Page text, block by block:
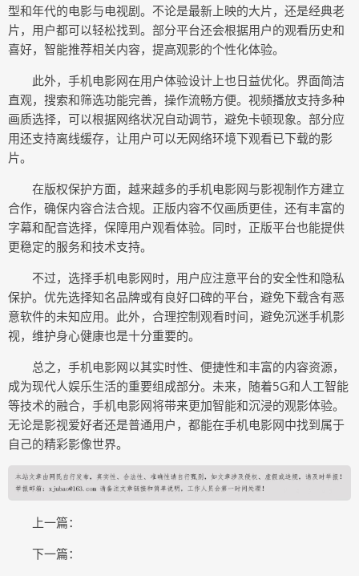
型和年代的电影与电视剧。不论是最新上映的大片，还是经典老
片，用户都可以轻松找到。部分平台还会根据用户的观看历史和
喜好，智能推荐相关内容，提高观影的个性化体验。
此外，手机电影网在用户体验设计上也日益优化。界面简洁
直观，搜索和筛选功能完善，操作流畅方便。视频播放支持多种
画质选择，可以根据网络状况自动调节，避免卡顿现象。部分应
用还支持离线缓存，让用户可以无网络环境下观看已下载的影
片。
在版权保护方面，越来越多的手机电影网与影视制作方建立
合作，确保内容合法合规。正版内容不仅画质更佳，还有丰富的
字幕和配音选择，保障用户观看体验。同时，正版平台也能提供
更稳定的服务和技术支持。
不过，选择手机电影网时，用户应注意平台的安全性和隐私
保护。优先选择知名品牌或有良好口碑的平台，避免下载含有恶
意软件的未知应用。此外，合理控制观看时间，避免沉迷手机影
视，维护身心健康也是十分重要的。
总之，手机电影网以其实时性、便捷性和丰富的内容资源，
成为现代人娱乐生活的重要组成部分。未来，随着5G和人工智能
等技术的融合，手机电影网将带来更加智能和沉浸的观影体验。
无论是影视爱好者还是普通用户，都能在手机电影网中找到属于
自己的精彩影像世界。
上一篇：
下一篇：